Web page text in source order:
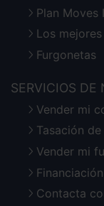
Plan Moves
Los
Furgonetas
SERVICIOS DE
Vender mi
Tasación
Vender mi
Contacta